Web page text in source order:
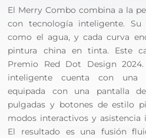
El Merry Combo combina a la
con tecnología inteligente.
como el agua, y cada curva
pintura china en tinta. Este
Premio Red Dot Design
inteligente cuenta con una
equipada con una pantalla
pulgadas y botones de estilo
modos interactivos y asistencia
El resultado es una fusión